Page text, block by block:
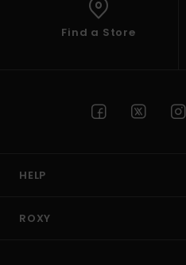
Find a Store
HELP
ROXY